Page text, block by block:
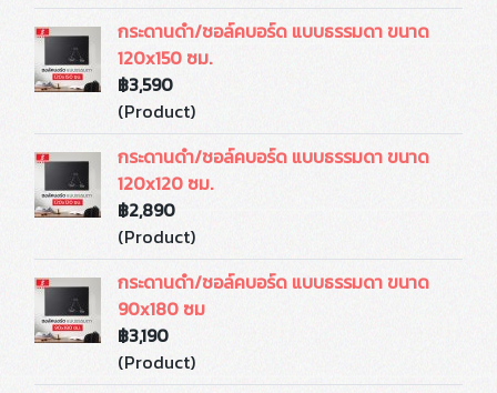
กระดานดำ/ชอล์คบอร์ด แบบธรรมดา ขนาด
120x150 ซม.
฿3,590
(Product)
กระดานดำ/ชอล์คบอร์ด แบบธรรมดา ขนาด
120x120 ซม.
฿2,890
(Product)
กระดานดำ/ชอล์คบอร์ด แบบธรรมดา ขนาด
90x180 ซม
฿3,190
(Product)